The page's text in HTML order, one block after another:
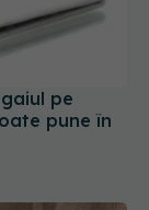
pe
pune în